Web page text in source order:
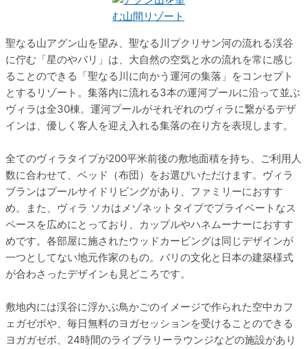
聖なる山アグン山を望み、聖なる川プクリサン河の流れる渓谷
に佇む「星のやバリ」は、大自然の空気と水の流れを常に感じ
ることのできる「聖なる川に向かう運河の集落」をコンセプト
とするリゾート。集落内に流れる3本の運河プールに沿って並ぶ
ヴィラは全30棟。運河プールがそれぞれのヴィラに繋がるデザ
インは、優しく客人を迎え入れる集落の在り方を表現します。
全てのヴィラタイプが200平米前後の敷地面積を持ち、ご利用人
数に合わせて、ベッド（布団）をお選びいただけます。ヴィラ
ブランはプールサイドリビングがあり、ファミリーにおすす
め。また、ヴィラ ソカはメゾネットタイプでプライベートなス
ペースを広めにとっており、カップルやハネムーナーにおすす
めです。各部屋に施されたウッドカービングは同じデザインが
一つとしてない地元作家のもの。バリの文化と日本の建築様式
が合わさったデザインも見どころです。
敷地内には渓谷に浮かぶ鳥かごのイメージで作られた空中カフ
ェガゼボや、毎日無料のヨガセッションを受けることのできる
ヨガガゼボ、24時間のライブラリーラウンジなどの施設があり